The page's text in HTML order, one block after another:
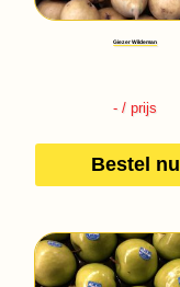
Giezer Wildeman
-/ prijs
Bestel nu